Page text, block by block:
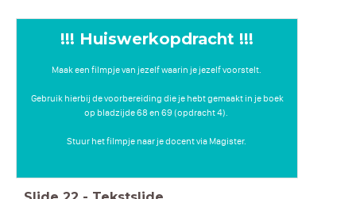
!!! Huiswerkopdracht !!!
Maak een filmpje van jezelf waarin je jezelf voorstelt.
Gebruik hierbij de voorbereiding die je hebt gemaakt in je boek
op bladzijde 68 en 69 (opdracht 4).
Stuur het filmpje naar je docent via Magister.